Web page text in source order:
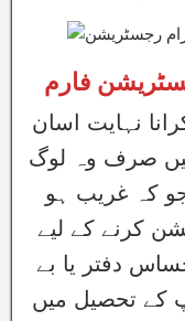
نہایت اسان
صرف وہ لوگ
کہ غریب ہو
کرنے کے لیے
دفتر یا بے
کے تحصیل میں